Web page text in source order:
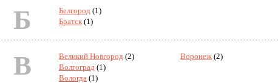
Б Белгород (1)
Братск (1)
В Великий Новгород (2)
Волгоград (1)
Вологда (1)
Воронеж (2)